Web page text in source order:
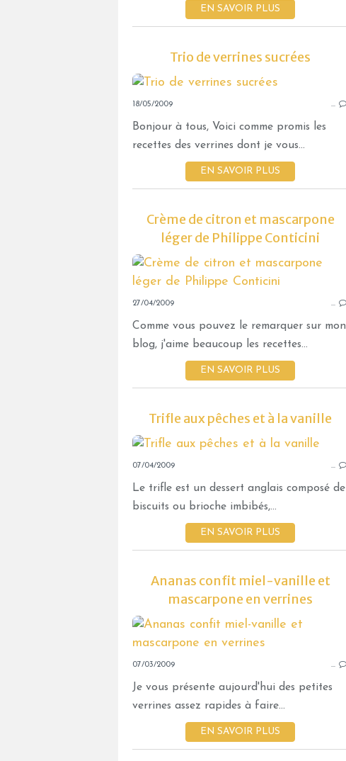
EN SAVOIR PLUS
Trio de verrines sucrées
18/05/2009 …
Bonjour à tous, Voici comme promis les
recettes des verrines dont je vous...
EN SAVOIR PLUS
Crème de citron et mascarpone
léger de Philippe Conticini
27/04/2009 …
Comme vous pouvez le remarquer sur mon
blog, j'aime beaucoup les recettes...
EN SAVOIR PLUS
Trifle aux pêches et à la vanille
07/04/2009 …
Le trifle est un dessert anglais composé de
biscuits ou brioche imbibés,...
EN SAVOIR PLUS
Ananas confit miel-vanille et
mascarpone en verrines
07/03/2009 …
Je vous présente aujourd'hui des petites
verrines assez rapides à faire...
EN SAVOIR PLUS